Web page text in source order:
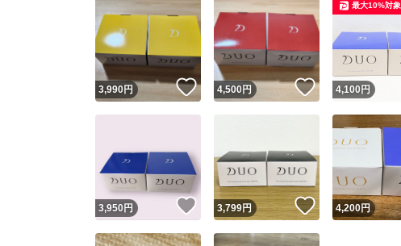
3,990円 いいね！
4,500円 いいね！
4,100 円
最大10%対象
3,950 円 いいね！
3,799円 いいね！
4,200円